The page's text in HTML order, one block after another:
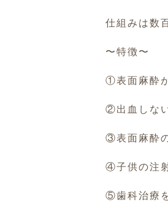
仕組みは数
〜特徴〜
①表面麻酔
②出血しな
③表面麻酔
④子供の注
⑤歯科治療